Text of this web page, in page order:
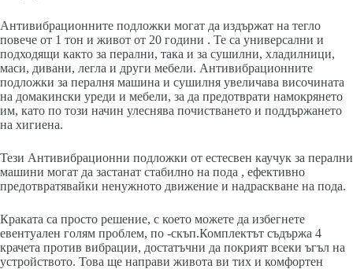
Антивибрационните подложки могат да издържат на тегло
повече от 1 тон и живот от 20 години . Те са универсални и
подходящи както за перални, така и за сушилни, хладилници,
маси, дивани, легла и други мебели. Антивибрационните
подложки за пералня машина и сушилня увеличава височината
на домакински уреди и мебели, за да предотврати намокрянето
им, като по този начин улеснява почистването и поддържането
на хигиена.
Тези Антивибрационни подложки от естесвен каучук за перални
машини могат да застанат стабилно на пода , ефективно
предотвратявайки ненужното движение и надраскване на пода.
Краката са просто решение, с което можете да избегнете
евентуален голям проблем, по -скъп.Комплектът съдържа 4
крачета против вибрации, достатъчни да покрият всеки ъгъл на
устройството. Това ще направи живота ви тих и комфортен